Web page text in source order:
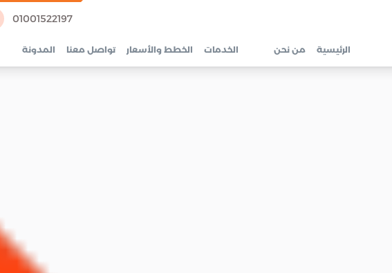
01001522197
الرئيسية من نحن الخدمات الخطط والأسعار تواصل معنا المدونة